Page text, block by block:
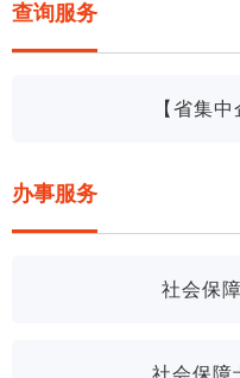
查询服务
【省集
办事服务
社会保
社会保障